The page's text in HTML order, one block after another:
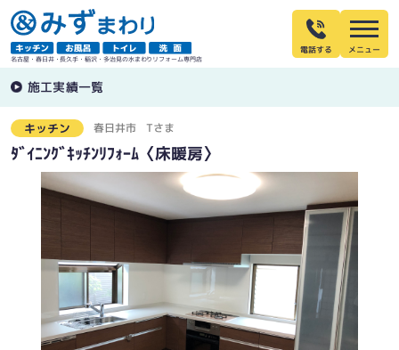
名古屋・春日井・長久手・稲沢・多治見の水まわりリフォーム専門店
電話する
施工実績一覧
キッチン 春日井市 Tさま
ﾀﾞｲﾆﾝｸﾞｷｯﾁﾝﾘﾌｫｰﾑ〈床暖房〉